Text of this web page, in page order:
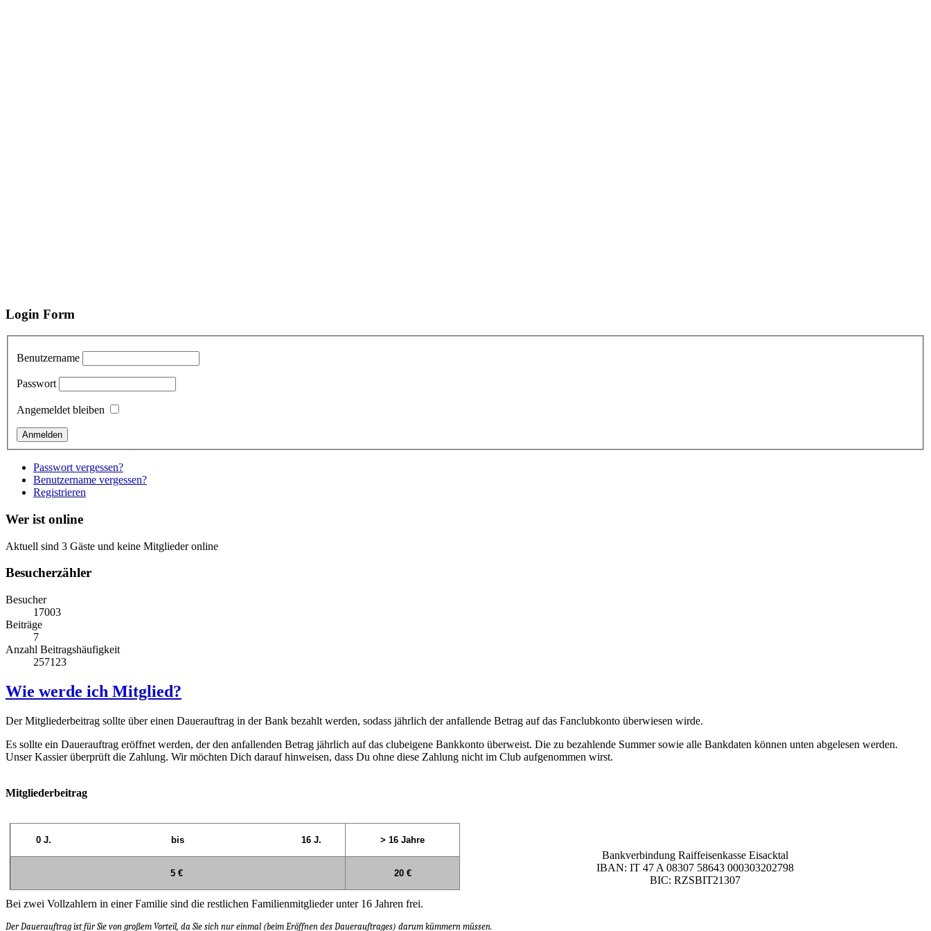
Login Form
Benutzername
Passwort
Angemeldet bleiben
Passwort vergessen?
Benutzername vergessen?
Registrieren
Wer ist online
Aktuell sind 3 Gäste und keine Mitglieder online
Besucherzähler
Besucher
17003
Beiträge
7
Anzahl Beitragshäufigkeit
257123
Wie werde ich Mitglied?
Der Mitgliederbeitrag sollte über einen Dauerauftrag in der Bank bezahlt werden, sodass jährlich der anfallende Betrag auf das Fanclubkonto überwiesen wirde.
Es sollte ein Dauerauftrag eröffnet werden, der den anfallenden Betrag jährlich auf das clubeigene Bankkonto überweist. Die zu bezahlende Summer sowie alle Bankdaten können unten abgelesen werden.
Unser Kassier überprüft die Zahlung. Wir möchten Dich darauf hinweisen, dass Du ohne diese Zahlung nicht im Club aufgenommen wirst.
Mitgliederbeitrag
0 J. bis 16 J. > 16 Jahre
5 € 20 €
Bankverbindung Raiffeisenkasse Eisacktal
IBAN: IT 47 A 08307 58643 000303202798
BIC: RZSBIT21307
Bei zwei Vollzahlern in einer Familie sind die restlichen Familienmitglieder unter 16 Jahren frei.
Der Dauerauftrag ist für Sie von großem Vorteil, da Sie sich nur einmal (beim Eröffnen des Dauerauftrages) darum kümmern müssen.